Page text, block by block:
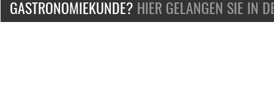
GASTRONOMIEKUNDE? HIER GELANGEN SIE IN